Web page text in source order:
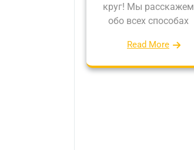
круг! Мы расскажем
обо всех способах
Read More